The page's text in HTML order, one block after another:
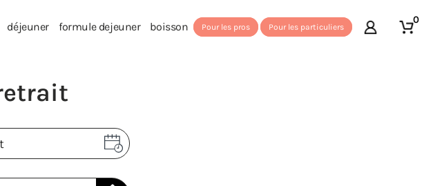
déjeuner formule dejeuner boisson Pour les pros Pour les particuliers
0